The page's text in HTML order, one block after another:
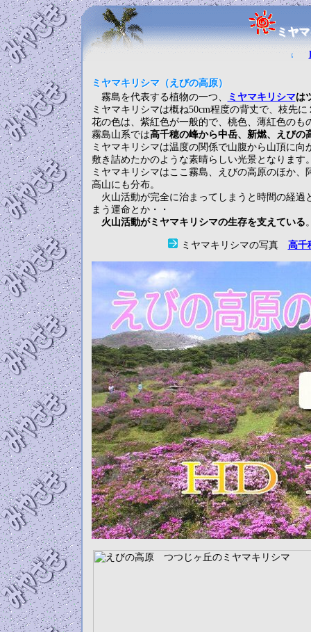
ミヤ
ミヤマキリシマ（えびの高原）
霧島を代表する植物の一つ、
ミヤマキリシマは
ミヤマキリシマは概ね50cm程度の背丈で、枝先
花の色は、紫紅色が一般的で、桃色、薄紅色のも
霧島山系では高千穂の峰から中岳、新燃、えびの
ミヤマキリシマは温度の関係で山腹から山頂に
敷き詰めたかのような素晴らしい光景となります
ミヤマキリシマはここ霧島、えびの高原のほか
高山にも分布。
火山活動が完全に治まってしまうと時間の経過
まう運命とか・・
火山活動がミヤマキリシマの生存を支えている
ミヤマキリシマの写真 高千